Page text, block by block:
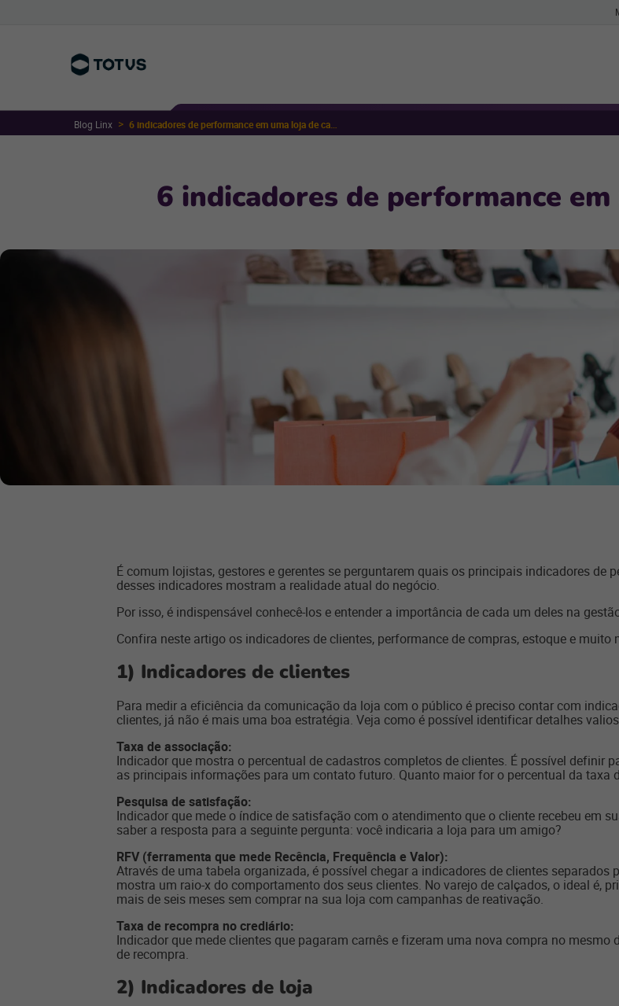
Blog Linx
6 indicadores de performance
É comum lojistas, gestores e gerentes se perguntarem quais os principais indicadores de
desses indicadores mostram a realidade atual do negócio.
Por isso, é indispensável conhecê-los e entender a importância de cada um deles na
Confira neste artigo os indicadores de clientes, performance de compras, estoque e muito
1) Indicadores de clientes
Para medir a eficiência da comunicação da loja com o público é preciso contar com
clientes, já não é mais uma boa estratégia. Veja como é possível identificar detalhes
Taxa de associação:
Indicador que mostra o percentual de cadastros completos de clientes. É possível definir
as principais informações para um contato futuro. Quanto maior for o percentual da taxa
Pesquisa de satisfação:
Indicador que mede o índice de satisfação com o atendimento que o cliente recebeu em
saber a resposta para a seguinte pergunta: você indicaria a loja para um amigo?
RFV (ferramenta que mede Recência, Frequência e Valor):
Através de uma tabela organizada, é possível chegar a indicadores de clientes separados
mostra um raio-x do comportamento dos seus clientes. No varejo de calçados, o ideal é,
mais de seis meses sem comprar na sua loja com campanhas de reativação.
Taxa de recompra no crediário:
Indicador que mede clientes que pagaram carnês e fizeram uma nova compra no
de recompra.
2) Indicadores de loja